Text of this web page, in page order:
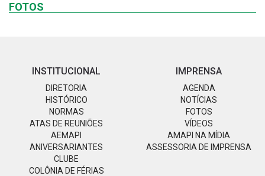
FOTOS
INSTITUCIONAL
DIRETORIA
HISTÓRICO
NORMAS
ATAS DE REUNIÕES
AEMAPI
ANIVERSARIANTES
CLUBE
COLÔNIA DE FÉRIAS
IMPRENSA
AGENDA
NOTÍCIAS
FOTOS
VÍDEOS
AMAPI NA MÍDIA
ASSESSORIA DE IMPRENSA